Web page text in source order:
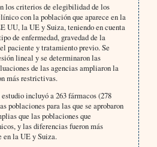
los criterios de elegibilidad de los
con la población que aparece en la
UU, la UE y Suiza, teniendo en cuenta
de enfermedad, gravedad de la
paciente y tratamiento previo. Se
lineal y se determinaron las
de las agencias ampliaron la
más restrictivas.
incluyó a 263 fármacos (278
poblaciones para las que se aprobaron
que las poblaciones que
y las diferencias fueron más
en la UE y Suiza.